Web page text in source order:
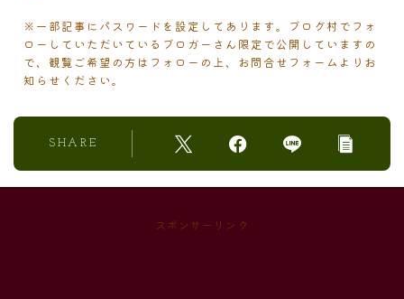
※一部記事にパスワードを設定してあります。ブログ村でフォ
ローしていただいているブロガーさん限定で公開していますの
で、観覧ご希望の方はフォローの上、お問合せフォームよりお
知らせください。
SHARE
スポンサーリンク